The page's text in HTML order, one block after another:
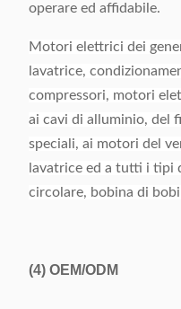
operare ed affidabile.
Motori elettrici dei
lavatrice,
compressori, motori
ai cavi di alluminio, del
speciali, ai motori del
lavatrice ed a tutti i tipi
circolare, bobina di
(4) OEM/ODM